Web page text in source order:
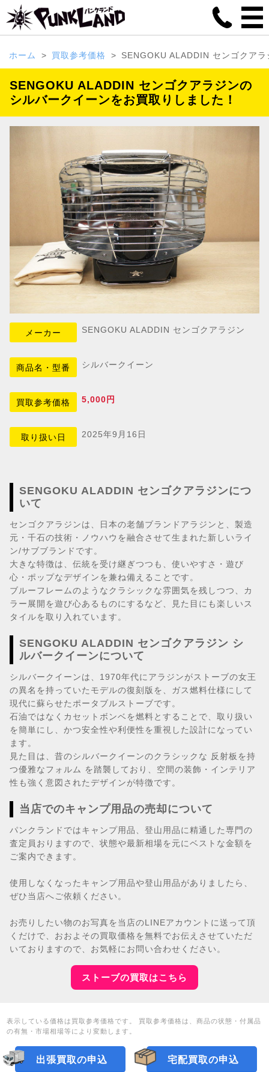
ホーム 買取参考価格 SENGOKU ALADDIN センゴクア
SENGOKU ALADDIN センゴクアラジンの
シルバークイーンをお買取りしました！
メーカー SENGOKU ALADDIN センゴクアラジン
商品名・型番 シルバークイーン
買取参考価格 5,000円
取り扱い日 2025年9月16日
SENGOKU ALADDIN センゴクアラジンにつ
いて
センゴクアラジンは、日本の老舗ブランドアラジンと、製造
元・千石の技術・ノウハウを融合させて生まれた新しいライ
ン/サブブランドです。
大きな特徴は、伝統を受け継ぎつつも、使いやすさ・遊び
心・ポップなデザインを兼ね備えることです。
ブルーフレームのようなクラシックな雰囲気を残しつつ、カ
ラー展開を遊び心あるものにするなど、見た目にも楽しいス
タイルを取り入れています。
SENGOKU ALADDIN センゴクアラジン シ
ルバークイーンについて
シルバークイーンは、1970年代にアラジンがストーブの女王
の異名を持っていたモデルの復刻版を、ガス燃料仕様にして
現代に蘇らせたポータブルストーブです。
石油ではなくカセットボンベを燃料とすることで、取り扱い
を簡単にし、かつ安全性や利便性を重視した設計になってい
ます。
見た目は、昔のシルバークイーンのクラシックな 反射板を持
つ優雅なフォルム を踏襲しており、空間の装飾・インテリア
性も強く意図されたデザインが特徴です。
当店でのキャンプ用品の売却について
パンクランドではキャンプ用品、登山用品に精通した専門の
査定員おりますので、状態や最新相場を元にベストな金額を
ご案内できます。
使用しなくなったキャンプ用品や登山用品がありましたら、
ぜひ当店へご依頼ください。
お売りしたい物のお写真を当店のLINEアカウントに送って頂
くだけで、おおよその買取価格を無料でお伝えさせていただ
いておりますので、お気軽にお問い合わせください。
ストーブの買取はこちら
表示している価格は買取参考価格です。 買取参考価格は、商品の状態・付属品
の有無・市場相場等により変動します。
出張買取の申込 宅配買取の申込